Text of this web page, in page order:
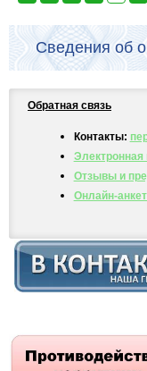
Сведения об
Обратная связь
Контакты:
Электронная
Отзывы и
Онлайн-